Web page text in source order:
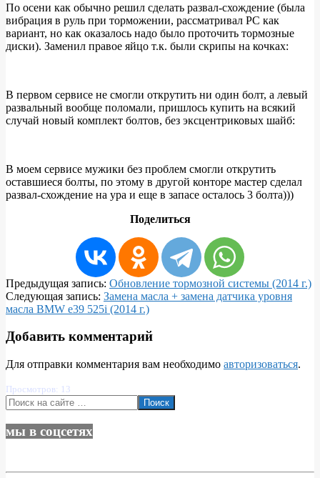
По осени как обычно решил сделать развал-схождение (была
вибрация в руль при торможении, рассматривал РС как
вариант, но как оказалось надо было проточить тормозные
диски). Заменил правое яйцо т.к. были скрипы на кочках:
В первом сервисе не смогли открутить ни один болт, а левый
развальный вообще поломали, пришлось купить на всякий
случай новый комплект болтов, без эксцентриковых шайб:
В моем сервисе мужики без проблем смогли открутить
оставшиеся болты, по этому в другой конторе мастер сделал
развал-схождение на ура и еще в запасе осталось 3 болта)))
Поделиться
2016-
07-
17
Предыдущая запись: Обновление тормозной системы (2014 г.)
Следующая запись: Замена масла + замена датчика уровня
масла BMW e39 525i (2014 г.)
Добавить комментарий
Для отправки комментария вам необходимо авторизоваться.
Просмотров: 13
Поиск
мы в соцсетях